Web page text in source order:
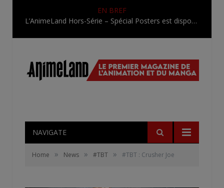
EN BREF
L’AnimeLand Hors-Série – Spécial Posters est disponible !
NAVIGATE
Home » News » #TBT » #TBT : Crusher Joe